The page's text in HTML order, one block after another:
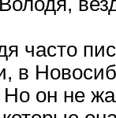
часто
в
Но он не